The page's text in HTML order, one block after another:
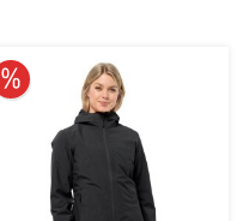
10% reduziert